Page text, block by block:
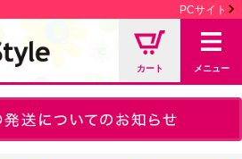
PCサイト
カート メニュー